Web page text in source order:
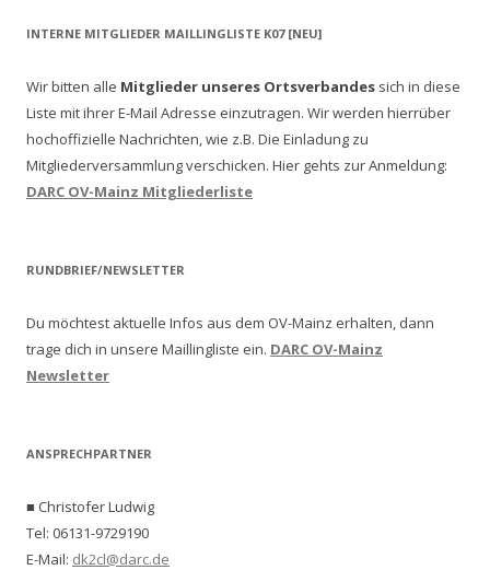
INTERNE MITGLIEDER MAILLINGLISTE K07 [NEU]
Wir bitten alle Mitglieder unseres Ortsverbandes sich in diese
Liste mit ihrer E-Mail Adresse einzutragen. Wir werden hierrüber
hochoffizielle Nachrichten, wie z.B. Die Einladung zu
Mitgliederversammlung verschicken. Hier gehts zur Anmeldung:
DARC OV-Mainz Mitgliederliste
RUNDBRIEF/NEWSLETTER
Du möchtest aktuelle Infos aus dem OV-Mainz erhalten, dann
trage dich in unsere Maillingliste ein. DARC OV-Mainz
Newsletter
ANSPRECHPARTNER
■ Christofer Ludwig
Tel: 06131-9729190
E-Mail: dk2cl@darc.de